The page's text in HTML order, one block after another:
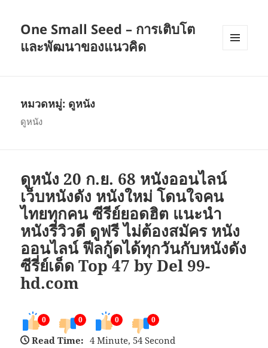
One Small Seed – การเติบโต
และพัฒนาของแนวคิด
หมวดหมู่: ดูหนัง
ดูหนัง
ดูหนัง 20 ก.ย. 68 หนังออนไลน์
เว็บหนังดัง หนังใหม่ โดนใจคน
ไทยทุกคน ซีรีย์ยอดฮิต แนะนำ
หนังรีวิวดี ดูฟรี ไม่ต้องสมัคร หนัง
ออนไลน์ ฟีลกู้ดได้ทุกวันกับหนังดัง
ซีรี่ย์เด็ด Top 47 by Del 99-
hd.com
0 0 0 0
Read Time: 4 Minute, 54 Second